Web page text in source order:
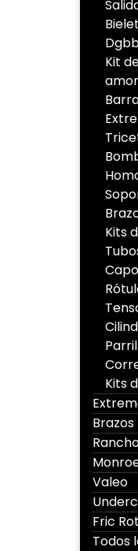
Kit
Kits
Kits
Brazos
Valeo
Fric
Todos